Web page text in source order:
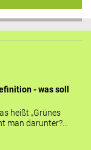
- was soll
heißt „Grünes
man darunter?...